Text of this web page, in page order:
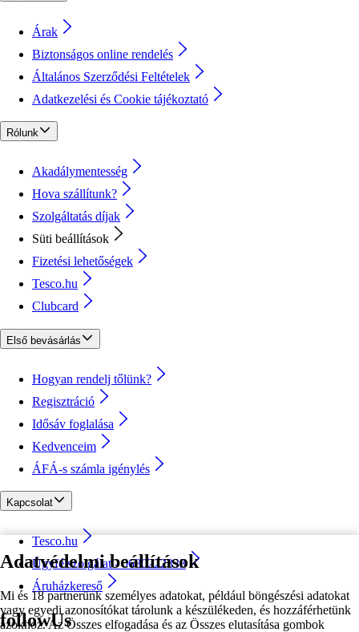
Adatvédelmi beállítások
Mi és 18 partnerünk személyes adatokat, például böngészési adatokat
vagy egyedi azonosítókat tárolunk a készülékeden, és hozzáférhetünk
azokhoz. Az Összes elfogadása és az Összes elutasítása gombok
Árak
Biztonságos online rendelés
Általános Szerződési Feltételek
Adatkezelési és Cookie tájékoztató
Rólunk
Akadálymentesség
Hova szállítunk?
Szolgáltatás díjak
Süti beállítások
Fizetési lehetőségek
Tesco.hu
Clubcard
Első bevásárlás
Hogyan rendelj tőlünk?
Regisztráció
Idősáv foglalása
Kedvenceim
ÁFÁ-s számla igénylés
Kapcsolat
Tesco.hu
Ügyfélszolgálat - 0680222333
Áruházkereső
followUs